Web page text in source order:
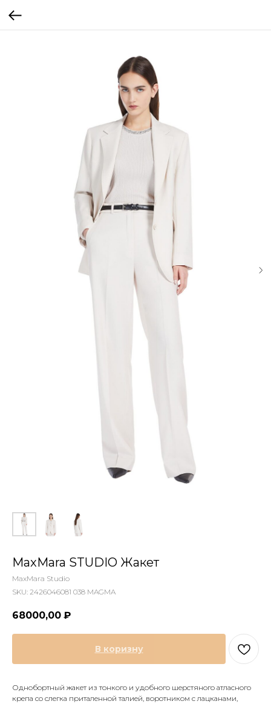
MaxMara STUDIO Жакет
MaxMara Studio
SKU: 2426046081 038 MAGMA
68000,00 ₽
В коризну
Однобортный жакет из тонкого и удобного шерстяного атласного
крепа со слегка приталенной талией, воротником с лацканами,